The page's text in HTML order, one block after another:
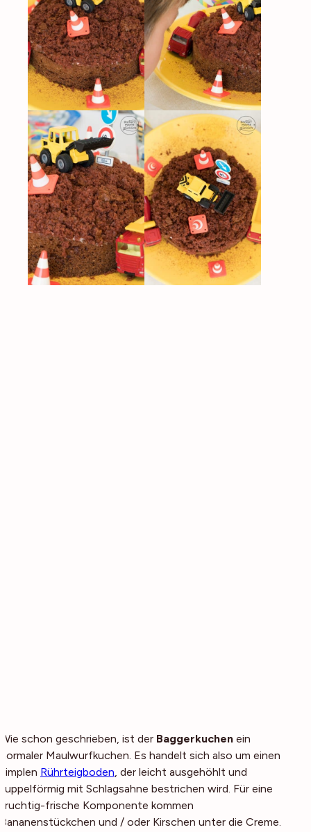
Wie schon geschrieben, ist der Baggerkuchen ein
normaler Maulwurfkuchen. Es handelt sich also um einen
simplen Rührteigboden, der leicht ausgehöhlt und
kuppelförmig mit Schlagsahne bestrichen wird. Für eine
fruchtig-frische Komponente kommen
Bananenstückchen und / oder Kirschen unter die Creme.